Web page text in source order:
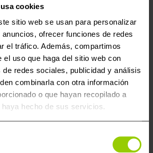
cookies
sitio web se usan para personalizar
ofrecer funciones de redes
el tráfico. Además, compartimos
el uso que haga del sitio web con
de redes sociales, publicidad y análisis
combinarla con otra información
o que hayan recopilado a
hecho de sus servicios.
es posibilitar que se acceda al
por medio del puerto OBD de 9 pines